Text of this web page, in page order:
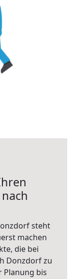
steht
machen
die bei
Donzdorf zu
Planung bis